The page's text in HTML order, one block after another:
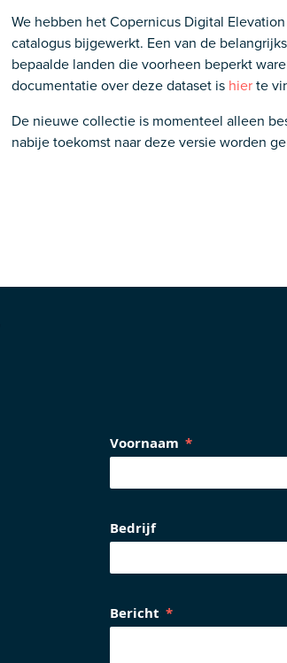
We hebben het Copernicus Digital
catalogus bijgewerkt. Een van de
bepaalde landen die voorheen beperkt
documentatie over deze dataset is hierte
De nieuwe collectie is momenteel alleen
nabije toekomst naar deze versie worden
Voornaam
Bedrijf
Bericht